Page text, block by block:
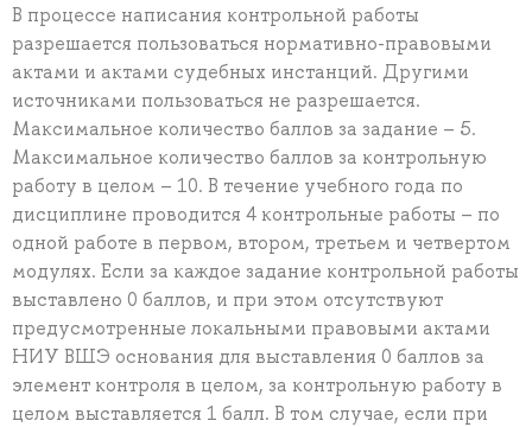
В процессе написания контрольной работы
разрешается пользоваться нормативно-правовыми
актами и актами судебных инстанций. Другими
источниками пользоваться не разрешается.
Максимальное количество баллов за задание – 5.
Максимальное количество баллов за контрольную
работу в целом – 10. В течение учебного года по
дисциплине проводится 4 контрольные работы – по
одной работе в первом, втором, третьем и четвертом
модулях. Если за каждое задание контрольной работы
выставлено 0 баллов, и при этом отсутствуют
предусмотренные локальными правовыми актами
НИУ ВШЭ основания для выставления 0 баллов за
элемент контроля в целом, за контрольную работу в
целом выставляется 1 балл. В том случае, если при